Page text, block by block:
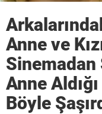
Anne ve
Sinemadan
Anne
Böyle